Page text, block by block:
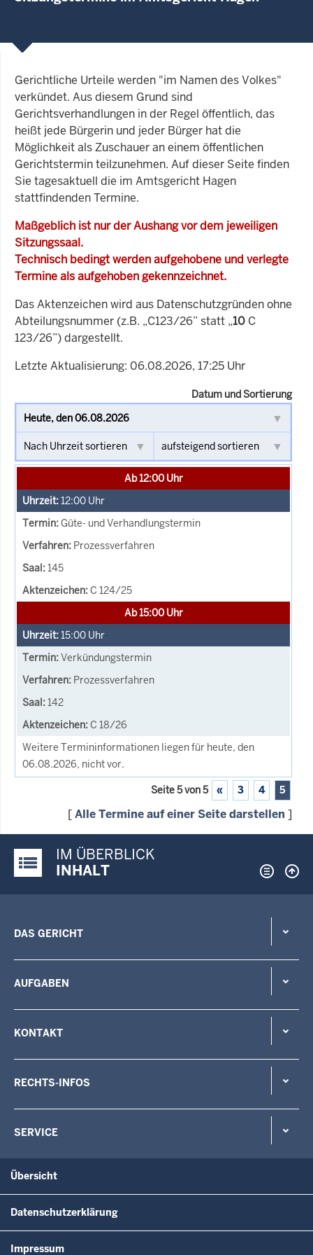
Gerichtliche Urteile werden "im Namen des Volkes"
verkündet. Aus diesem Grund sind
Gerichtsverhandlungen in der Regel öffentlich, das
heißt jede Bürgerin und jeder Bürger hat die
Möglichkeit als Zuschauer an einem öffentlichen
Gerichtstermin teilzunehmen. Auf dieser Seite finden
Sie tagesaktuell die im Amtsgericht Hagen
stattfindenden Termine.
Maßgeblich ist nur der Aushang vor dem jeweiligen
Sitzungssaal.
Technisch bedingt werden aufgehobene und verlegte
Termine als aufgehoben gekennzeichnet.
Das Aktenzeichen wird aus Datenschutzgründen ohne
Abteilungsnummer (z.B. „C123/26” statt „10 C
123/26”) dargestellt.
Letzte Aktualisierung: 06.08.2026, 17:25 Uhr
Datum und Sortierung
Ab 12:00 Uhr
12:00 Uhr
Güte- und Verhandlungstermin
Prozessverfahren
145
C 124/25
Ab 15:00 Uhr
15:00 Uhr
Verkündungstermin
Prozessverfahren
142
C 18/26
Weitere Termininformationen liegen für heute, den
06.08.2026, nicht vor.
Seite 5 von 5 « 3 4 5
[Alle Termine auf einer Seite darstellen ]
Justiz-Portal im Überblick:
IM ÜBERBLICK
INHALT
DAS GERICHT
AUFGABEN
KONTAKT
RECHTS-INFOS
SERVICE
Übersicht
Datenschutzerklärung
Impressum